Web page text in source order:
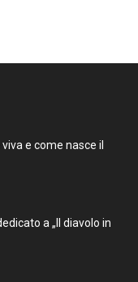
e come nasce il
a „Il diavolo in